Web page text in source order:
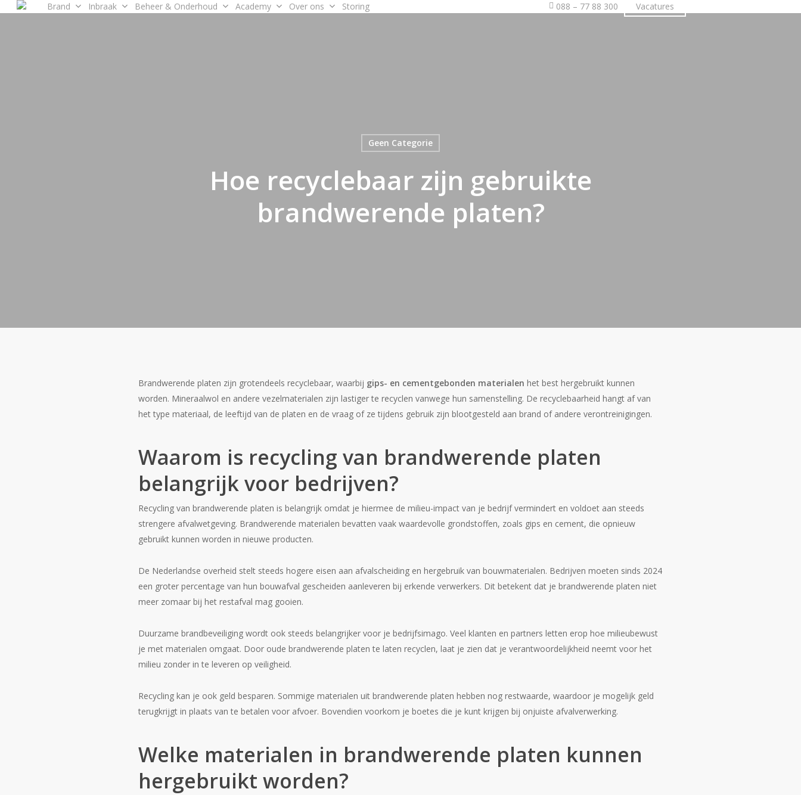
Brand Inbraak Beheer & Onderhoud Academy Over ons Storing 088 – 77 88 300 Vacatures
Geen Categorie
Hoe recyclebaar zijn gebruikte
brandwerende platen?
Brandwerende platen zijn grotendeels recyclebaar, waarbij gips- en cementgebonden materialen het best hergebruikt kunnen
worden. Mineraalwol en andere vezelmaterialen zijn lastiger te recyclen vanwege hun samenstelling. De recyclebaarheid hangt af van
het type materiaal, de leeftijd van de platen en de vraag of ze tijdens gebruik zijn blootgesteld aan brand of andere verontreinigingen.
Waarom is recycling van brandwerende platen
belangrijk voor bedrijven?
Recycling van brandwerende platen is belangrijk omdat je hiermee de milieu-impact van je bedrijf vermindert en voldoet aan steeds
strengere afvalwetgeving. Brandwerende materialen bevatten vaak waardevolle grondstoffen, zoals gips en cement, die opnieuw
gebruikt kunnen worden in nieuwe producten.
De Nederlandse overheid stelt steeds hogere eisen aan afvalscheiding en hergebruik van bouwmaterialen. Bedrijven moeten sinds 2024
een groter percentage van hun bouwafval gescheiden aanleveren bij erkende verwerkers. Dit betekent dat je brandwerende platen niet
meer zomaar bij het restafval mag gooien.
Duurzame brandbeveiliging wordt ook steeds belangrijker voor je bedrijfsimago. Veel klanten en partners letten erop hoe milieubewust
je met materialen omgaat. Door oude brandwerende platen te laten recyclen, laat je zien dat je verantwoordelijkheid neemt voor het
milieu zonder in te leveren op veiligheid.
Recycling kan je ook geld besparen. Sommige materialen uit brandwerende platen hebben nog restwaarde, waardoor je mogelijk geld
terugkrijgt in plaats van te betalen voor afvoer. Bovendien voorkom je boetes die je kunt krijgen bij onjuiste afvalverwerking.
Welke materialen in brandwerende platen kunnen
hergebruikt worden?